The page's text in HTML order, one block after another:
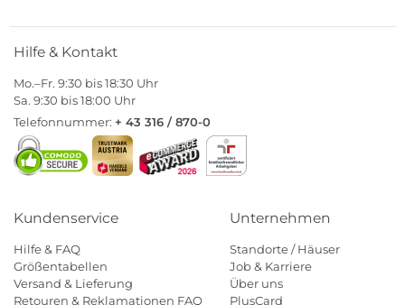
Hilfe & Kontakt
Mo.–Fr. 9:30 bis 18:30 Uhr
Sa. 9:30 bis 18:00 Uhr
Telefonnummer: + 43 316 / 870-0
Kundenservice
Hilfe & FAQ
Größentabellen
Versand & Lieferung
Retouren & Reklamationen FAQ
Unternehmen
Standorte / Häuser
Job & Karriere
Über uns
PlusCard